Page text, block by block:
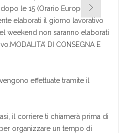
le 15 (Orario Europeo =
elaborati il giorno lavorativo
weekend non saranno elaborati
DI CONSEGNA E
effettuate tramite il
il corriere ti chiamerà prima di
organizzare un tempo di